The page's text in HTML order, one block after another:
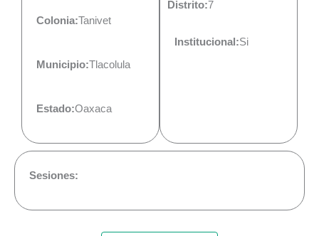
Colonia:Tanivet
Municipio:Tlacolula
Estado:Oaxaca
Distrito:7
Institucional:Si
Sesiones: